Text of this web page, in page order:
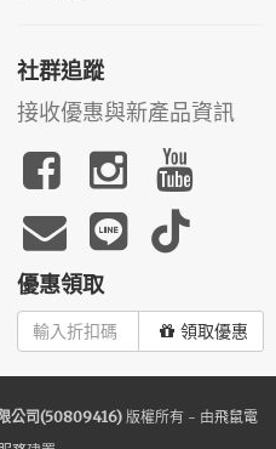
社群追蹤
接收優惠與新產品資訊
優惠領取
領取優惠
公司(50809416)版權所有 - 由飛鼠電